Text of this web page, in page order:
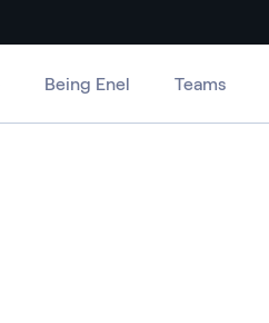
Being Enel Teams